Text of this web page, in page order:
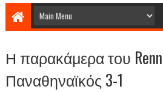
Η παρακάμερα του
Παναθηναϊκός 3-1